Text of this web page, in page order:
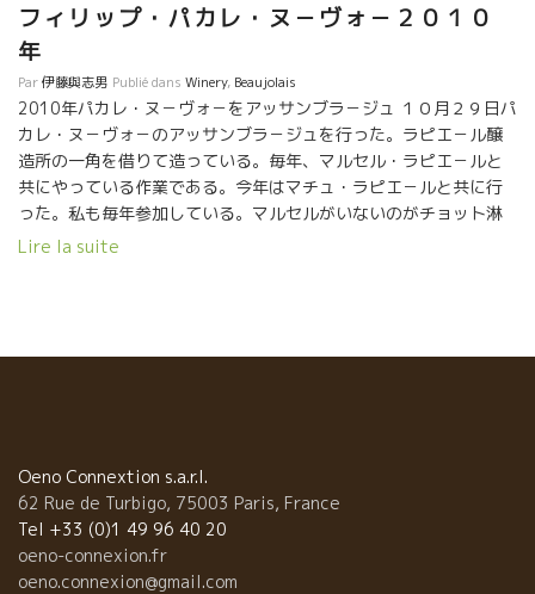
フィリップ・パカレ・ヌ－ヴォ－２０１０
年
Par伊藤與志男 Publié dans Winery, Beaujolais
2010年パカレ・ヌ－ヴォ－をアッサンブラ－ジュ １０月２９日パ
カレ・ヌ－ヴォ－のアッサンブラ－ジュを行った。ラピエ－ル醸
造所の一角を借りて造っている。毎年、マルセル・ラピエ－ルと
共にやっている作業である。今年はマチュ・ラピエ－ルと共に行
った。私も毎年参加している。マルセルがいないのがチョット淋
しい。涼しかった夏の影響で収穫が遅く、その上、アルコ－ル醗
かの大樽で別々に醸造、熟成をしていたワインが５種類ぐらいに
分かれている。それらをまず試飲して、今年の風味を最も表現で
きるタイプに６種類のワインのブレンド比率を決定するためだ。
2010年パカレ ヌ－ヴォ－はエレガントなフル－ティ－ワイン ま
ず、それぞれのワインの特徴を把握することに集中、その次に今
Lire la suite
Oeno Connextion s.a.r.l.
62 Rue de Turbigo, 75003 Paris, France
Tel +33 (0)1 49 96 40 20
oeno-connexion.fr
oeno.connexion@gmail.com